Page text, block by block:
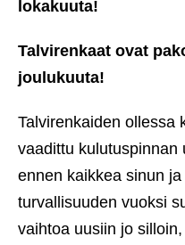
lokakuuta!
Talvirenkaat ovat
joulukuuta!
Talvirenkaiden ollessa
vaadittu kulutuspinnan
ennen kaikkea sinun
turvallisuuden vuoksi
vaihtoa uusiin jo